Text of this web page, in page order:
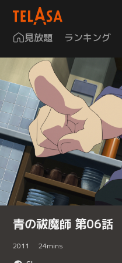
見放題 ランキング
青の祓魔師 第06話
2011 24mins